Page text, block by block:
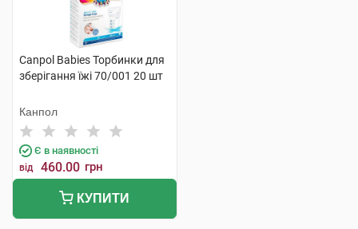
Canpol Babies Торбинки для
зберігання їжі 70/001 20 шт
Канпол
Є в наявності
від 460.00 грн
КУПИТИ